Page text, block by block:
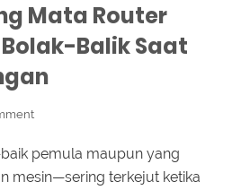
Mata Router
Balik Saat
pemula maupun yang
mesin—sering terkejut ketika